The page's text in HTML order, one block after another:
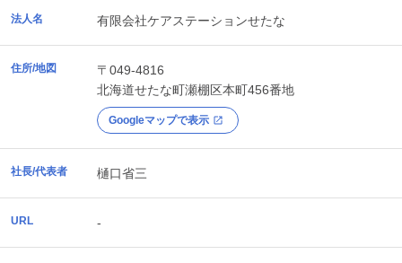
法人名 有限会社ケアステーションせたな
住所/地図
〒049-4816
北海道せたな町瀬棚区本町456番地
Googleマップで表示
社長/代表者 樋口省三
URL -